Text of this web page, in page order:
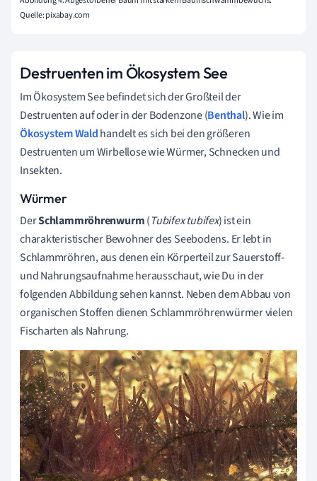
Quelle: pixabay.com
Destruenten im Ökosystem See
Im Ökosystem See befindet sich der Großteil der
Destruenten auf oder in der Bodenzone (Benthal). Wie im
Ökosystem Waldhandelt es sich bei den größeren
Destruenten um Wirbellose wie Würmer, Schnecken und
Insekten.
Würmer
DerSchlammröhrenwurm(Tubifex tubifex) ist ein
charakteristischer Bewohner des Seebodens. Er lebt in
Schlammröhren, aus denen ein Körperteil zur Sauerstoff-
und Nahrungsaufnahme herausschaut, wie Du in der
folgenden Abbildung sehen kannst. Neben dem Abbau von
organischen Stoffen dienen Schlammröhrenwürmer vielen
Fischarten als Nahrung.